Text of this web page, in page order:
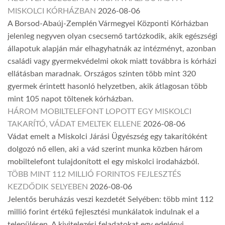
MISKOLCI KÓRHÁZBAN 2026-08-06
A Borsod-Abaúj-Zemplén Vármegyei Központi Kórházban
jelenleg negyven olyan csecsemő tartózkodik, akik egészségi
állapotuk alapján már elhagyhatnák az intézményt, azonban
családi vagy gyermekvédelmi okok miatt továbbra is kórházi
ellátásban maradnak. Országos szinten több mint 320
gyermek érintett hasonló helyzetben, akik átlagosan több
mint 105 napot töltenek kórházban.
HÁROM MOBILTELEFONT LOPOTT EGY MISKOLCI
TAKARÍTÓ, VÁDAT EMELTEK ELLENE 2026-08-06
Vádat emelt a Miskolci Járási Ügyészség egy takarítóként
dolgozó nő ellen, aki a vád szerint munka közben három
mobiltelefont tulajdonított el egy miskolci irodaházból.
TÖBB MINT 112 MILLIÓ FORINTOS FEJLESZTÉS
KEZDŐDIK SELYEBEN 2026-08-06
Jelentős beruházás veszi kezdetét Selyében: több mint 112
millió forint értékű fejlesztési munkálatok indulnak el a